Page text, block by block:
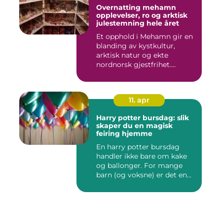
Overnatting mehamn
opplevelser, ro og arktisk
julestemning hele året
Et opphold i Mehamn gir en
blanding av kystkultur,
arktisk natur og ekte
nordnorsk gjestfrihet.
11. apr
Harry potter bursdag: slik
skaper du en magisk
feiring hjemme
En harry potter bursdag
handler ikke bare om kake
og ballonger. For mange
barn (og voksne) er det en...